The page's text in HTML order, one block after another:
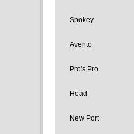
Spokey
Avento
Pro's Pro
Head
New Port